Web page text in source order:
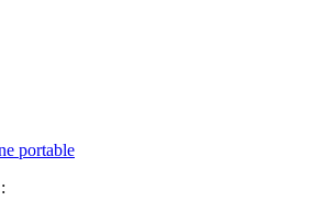
portable